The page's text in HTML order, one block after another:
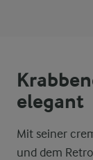
elegant
Mit seiner
und dem